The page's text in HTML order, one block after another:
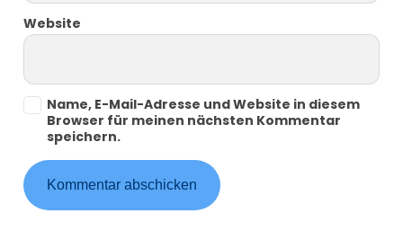
Website
Name, E-Mail-Adresse und Website in diesem
Browser für meinen nächsten Kommentar
speichern.